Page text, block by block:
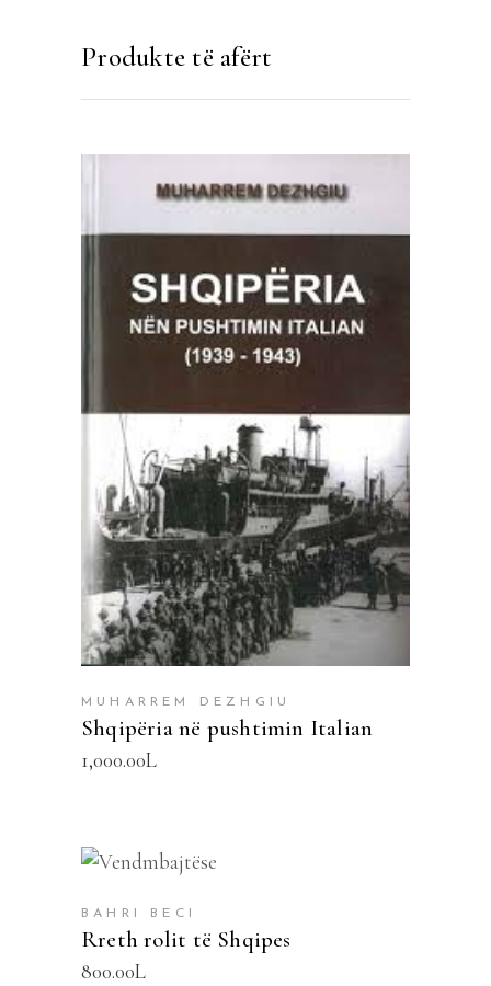
Produkte të afërt
SHTOJE NË SHPORTË
MUHARREM DEZHGIU
Shqipëria në pushtimin Italian
1,000.00L
SHTOJE NË SHPORTË
BAHRI BECI
Rreth rolit të Shqipes
800.00L